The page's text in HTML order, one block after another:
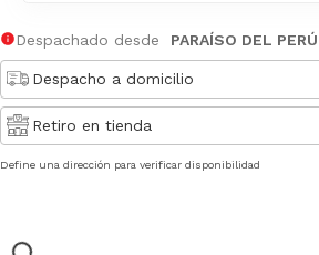
Despachado desde PARAÍSO DEL
Despacho a domicilio
Retiro en tienda
Define una dirección para verificar disponibilidad